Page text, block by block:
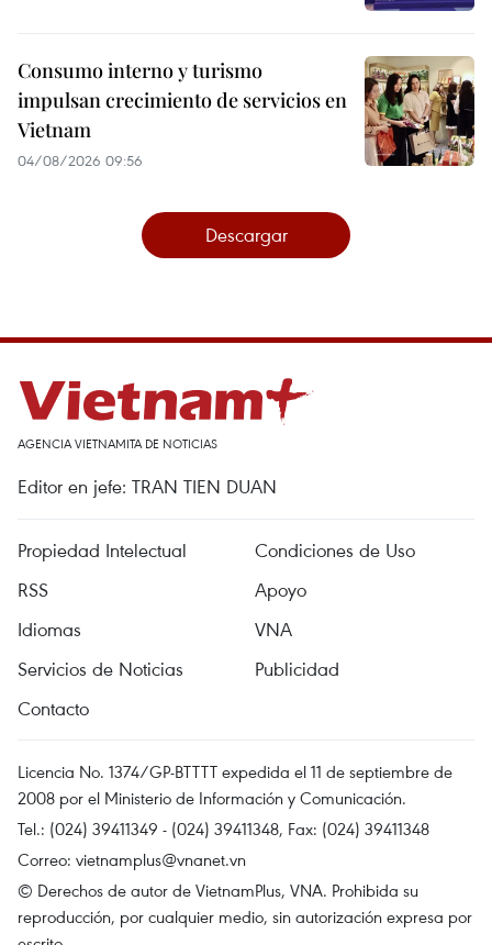
Consumo interno y turismo
impulsan crecimiento de servicios en
Vietnam
04/08/2026 09:56
Descargar
AGENCIA VIETNAMITA DE NOTICIAS
Editor en jefe: TRAN TIEN DUAN
Propiedad Intelectual
Condiciones de Uso
RSS
Apoyo
Idiomas
VNA
Servicios de Noticias
Publicidad
Contacto
Licencia No. 1374/GP-BTTTT expedida el 11 de septiembre de
2008 por el Ministerio de Información y Comunicación.
Tel.: (024) 39411349 - (024) 39411348, Fax: (024) 39411348
Correo: vietnamplus@vnanet.vn
© Derechos de autor de VietnamPlus, VNA. Prohibida su
reproducción, por cualquier medio, sin autorización expresa por